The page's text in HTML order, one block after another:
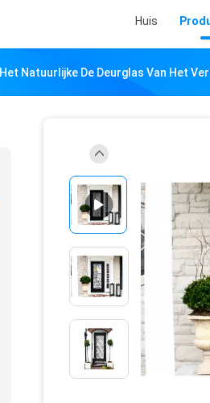
Huis
Het Natuurlijke De Deurglas Van Het